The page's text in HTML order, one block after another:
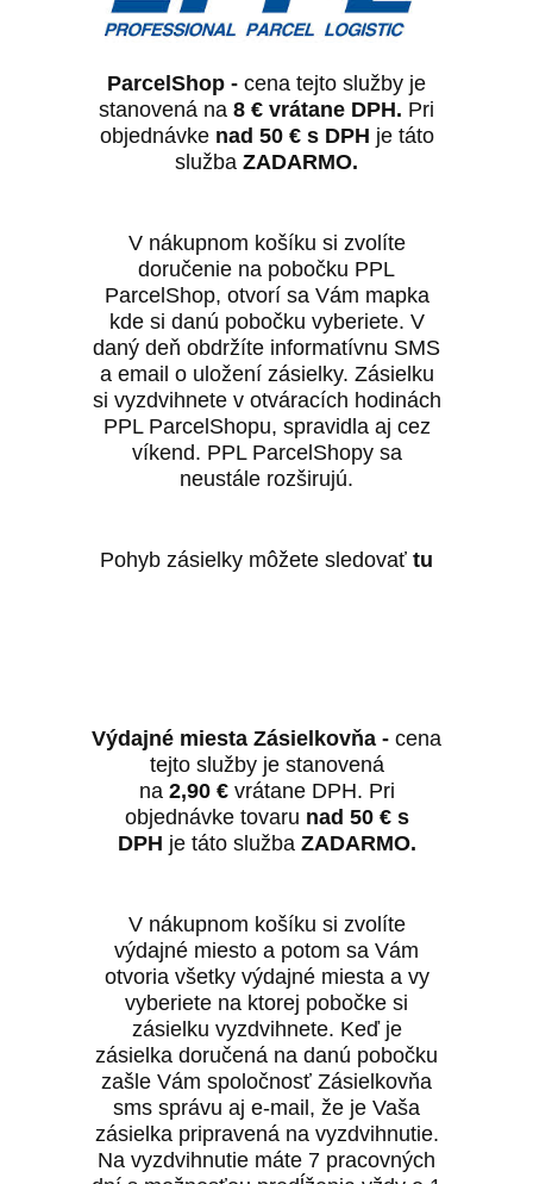
ParcelShop - cena tejto služby je
stanovená na 8 € vrátane DPH. Pri
objednávkenad 50 € s DPH je táto
služba ZADARMO.
V nákupnom košíku si zvolíte
doručenie na pobočku PPL
ParcelShop, otvorí sa Vám mapka
kde si danú pobočku vyberiete. V
daný deň obdržíte informatívnu SMS
a email o uložení zásielky. Zásielku
si vyzdvihnete v otváracích hodinách
PPL ParcelShopu, spravidla aj cez
víkend. PPL ParcelShopy sa
neustále rozširujú.
Pohyb zásielky môžete sledovať tu
Výdajné miesta Zásielkovňa - cena
tejto služby je stanovená
na2,90 € vrátane DPH. Pri
objednávke tovaru nad 50 € s
DPH je táto službaZADARMO.
V nákupnom košíku si zvolíte
výdajné miesto a potom sa Vám
otvoria všetky výdajné miesta a vy
vyberiete na ktorej pobočke si
zásielku vyzdvihnete. Keď je
zásielka doručená na danú pobočku
zašle Vám spoločnosť Zásielkovňa
sms správu aj e-mail, že je Vaša
zásielka pripravená na vyzdvihnutie.
Na vyzdvihnutie máte 7 pracovných